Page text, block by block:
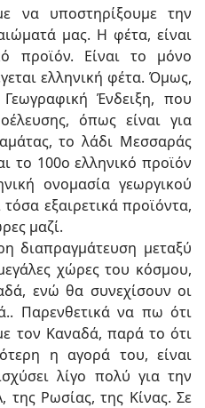
να υποστηρίξουμε την
μας. Η φέτα, είναι
προϊόν. Είναι το μόνο
ελληνική φέτα. Όμως,
Ένδειξη, που
όπως είναι για
το λάδι Μεσσαράς
το 100ο ελληνικό προϊόν
ονομασία γεωργικού
εξαιρετικά προϊόντα,
μαζί.
διαπραγμάτευση μεταξύ
χώρες του κόσμου,
ενώ θα συνεχίσουν οι
Παρενθετικά να πω ότι
τον Καναδά, παρά το ότι
η αγορά του, είναι
λίγο πολύ για την
Ρωσίας, της Κίνας. Σε